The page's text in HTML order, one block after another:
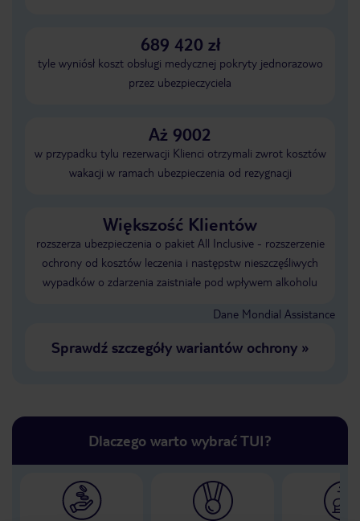
689 420 zł
tyle wyniósł koszt obsługi medycznej pokryty jednorazowo
przez ubezpieczyciela
Aż 9002
w przypadku tylu rezerwacji Klienci otrzymali zwrot kosztów
wakacji w ramach ubezpieczenia od rezygnacji
Większość Klientów
rozszerza ubezpieczenia o pakiet All Inclusive - rozszerzenie
ochrony od kosztów leczenia i następstw nieszczęśliwych
wypadków o zdarzenia zaistniałe pod wpływem alkoholu
Dane Mondial Assistance
Sprawdź szczegóły wariantów ochrony»
Dlaczego warto wybrać TUI?